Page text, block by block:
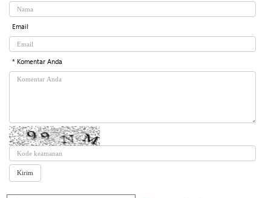
Email
* Komentar Anda